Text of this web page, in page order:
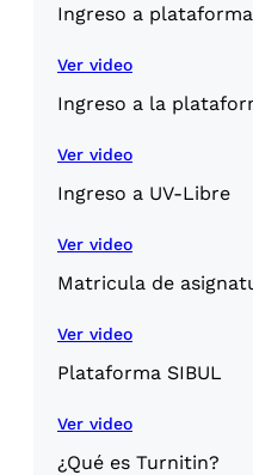
Ingreso a
Ver video
Ingreso a la
Ver video
Ingreso a UV-Libre
Ver video
Matricula de
Ver video
Plataforma SIBUL
Ver video
¿Qué es Turnitin?